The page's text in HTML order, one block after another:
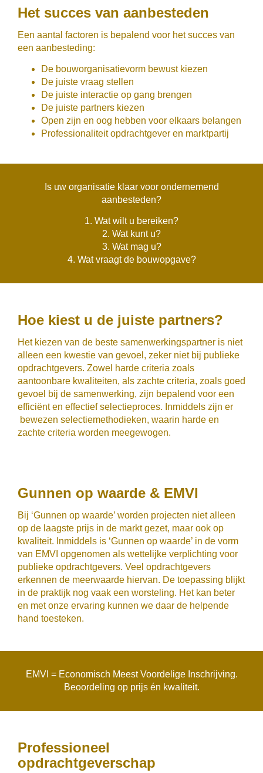
Het succes van aanbesteden
Een aantal factoren is bepalend voor het succes van
een aanbesteding:
De bouworganisatievorm bewust kiezen
De juiste vraag stellen
De juiste interactie op gang brengen
De juiste partners kiezen
Open zijn en oog hebben voor elkaars belangen
Professionaliteit opdrachtgever en marktpartij
Is uw organisatie klaar voor ondernemend
aanbesteden?
1. Wat wilt u bereiken?
2. Wat kunt u?
3. Wat mag u?
4. Wat vraagt de bouwopgave?
Hoe kiest u de juiste partners?
Het kiezen van de beste samenwerkingspartner is niet
alleen een kwestie van gevoel, zeker niet bij publieke
opdrachtgevers. Zowel harde criteria zoals
aantoonbare kwaliteiten, als zachte criteria, zoals goed
gevoel bij de samenwerking, zijn bepalend voor een
efficiënt en effectief selectieproces. Inmiddels zijn er
bewezen selectiemethodieken, waarin harde en
zachte criteria worden meegewogen.
Gunnen op waarde & EMVI
Bij ‘Gunnen op waarde’ worden projecten niet alleen
op de laagste prijs in de markt gezet, maar ook op
kwaliteit. Inmiddels is ‘Gunnen op waarde’ in de vorm
van EMVI opgenomen als wettelijke verplichting voor
publieke opdrachtgevers. Veel opdrachtgevers
erkennen de meerwaarde hiervan. De toepassing blijkt
in de praktijk nog vaak een worsteling. Het kan beter
en met onze ervaring kunnen we daar de helpende
hand toesteken.
EMVI = Economisch Meest Voordelige Inschrijving.
Beoordeling op prijs én kwaliteit.
Professioneel
opdrachtgeverschap